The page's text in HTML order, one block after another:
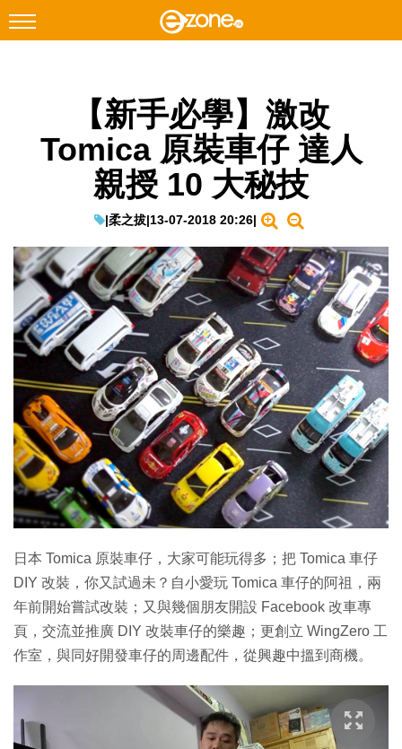
Instagram
科技焦點
教學評測
EduTech
IT Times
生成式AI與雲端應用
Enterprise Digital Transformation
特集
【新手必學】激改
Tomica 原裝車仔 達人
親授 10 大秘技
|柔之拔|13-07-2018 20:26|
日本 Tomica 原裝車仔，大家可能玩得多；把 Tomica 車仔
DIY 改裝，你又試過未？自小愛玩 Tomica 車仔的阿祖，兩
年前開始嘗試改裝；又與幾個朋友開設 Facebook 改車專
頁，交流並推廣 DIY 改裝車仔的樂趣；更創立 WingZero 工
作室，與同好開發車仔的周邊配件，從興趣中搵到商機。